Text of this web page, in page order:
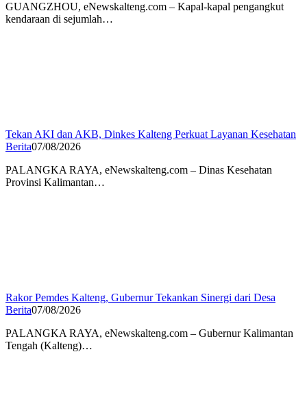
GUANGZHOU, eNewskalteng.com – Kapal-kapal pengangkut
kendaraan di sejumlah…
Tekan AKI dan AKB, Dinkes Kalteng Perkuat Layanan Kesehatan
Berita07/08/2026
PALANGKA RAYA, eNewskalteng.com – Dinas Kesehatan
Provinsi Kalimantan…
Rakor Pemdes Kalteng, Gubernur Tekankan Sinergi dari Desa
Berita07/08/2026
PALANGKA RAYA, eNewskalteng.com – Gubernur Kalimantan
Tengah (Kalteng)…